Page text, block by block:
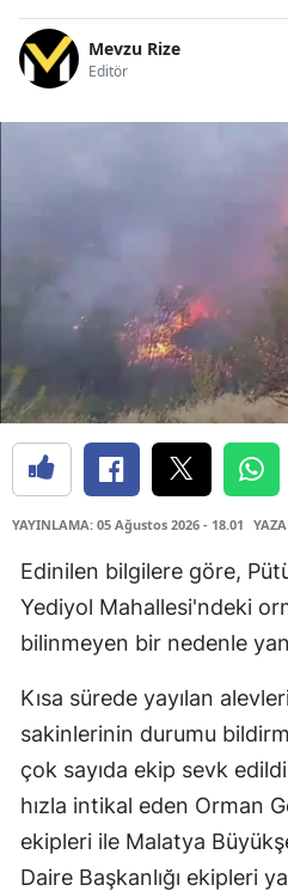
Mevzu Rize
Editör
YAYINLAMA: 05 Ağustos 2026 - 18.01
Edinilen bilgilere göre,
Yediyol Mahallesi'ndeki
bilinmeyen bir nedenle
Kısa sürede yayılan
sakinlerinin durumu
çok sayıda ekip sevk
hızla intikal eden Orman
ekipleri ile Malatya
Daire Başkanlığı ekipleri